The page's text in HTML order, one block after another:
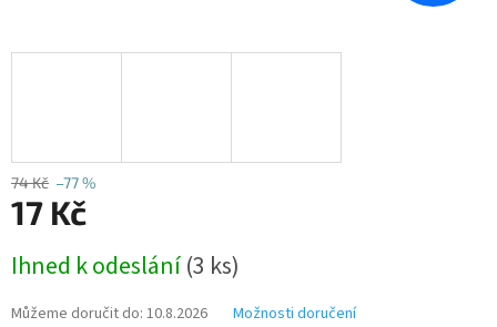
74 Kč –77 %
17 Kč
cena:
Ihned k odeslání(3 ks)
Můžeme doručit do: 10.8.2026 Možnosti doručení